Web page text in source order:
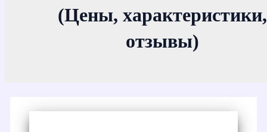
(Цены, характеристики,
отзывы)